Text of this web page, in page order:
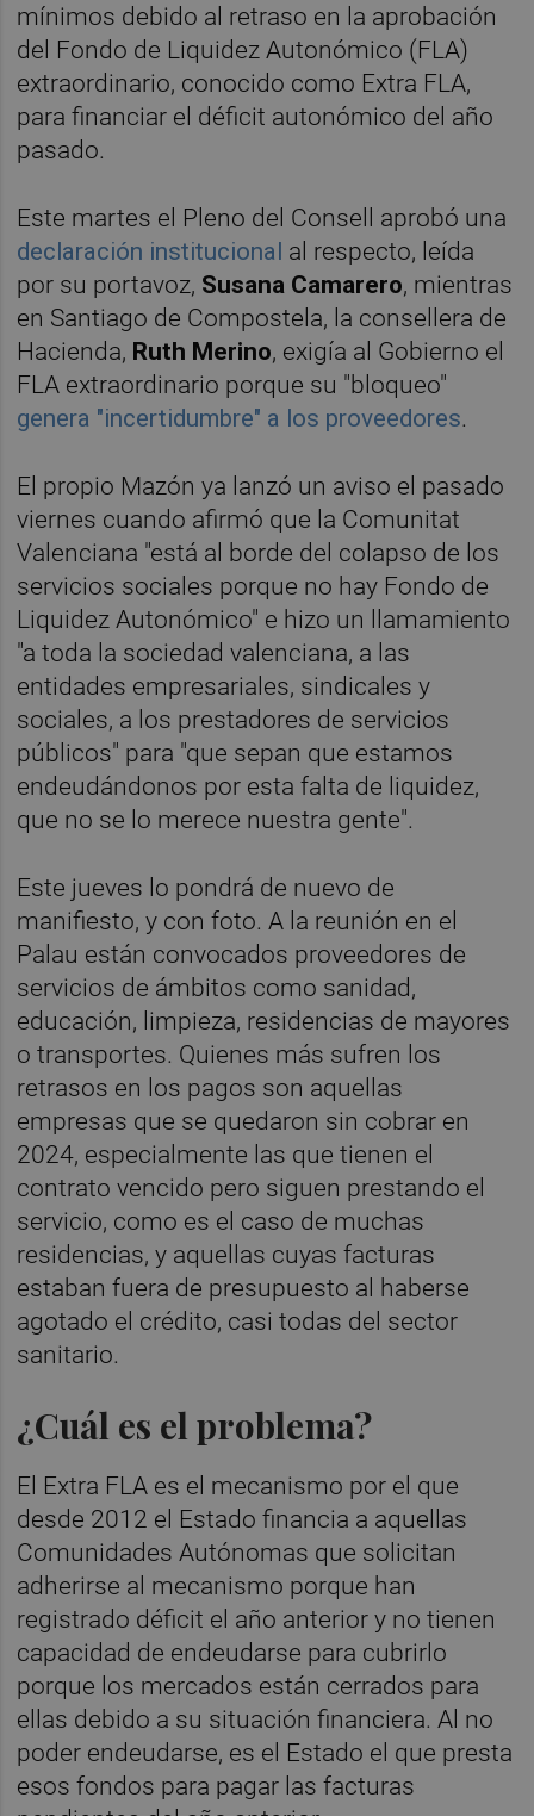
mínimos debido al retraso en la aprobación
del Fondo de Liquidez Autonómico (FLA)
extraordinario, conocido como Extra FLA,
para financiar el déficit autonómico del año
pasado.
Este martes el Pleno del Consell aprobó una
declaración institucional al respecto, leída
por su portavoz, Susana Camarero, mientras
en Santiago de Compostela, la consellera de
Hacienda, Ruth Merino, exigía al Gobierno el
FLA extraordinario porque su "bloqueo"
genera "incertidumbre" a los proveedores.
El propio Mazón ya lanzó un aviso el pasado
viernes cuando afirmó que la Comunitat
Valenciana "está al borde del colapso de los
servicios sociales porque no hay Fondo de
Liquidez Autonómico" e hizo un llamamiento
"a toda la sociedad valenciana, a las
entidades empresariales, sindicales y
sociales, a los prestadores de servicios
públicos" para "que sepan que estamos
endeudándonos por esta falta de liquidez,
que no se lo merece nuestra gente".
Este jueves lo pondrá de nuevo de
manifiesto, y con foto. A la reunión en el
Palau están convocados proveedores de
servicios de ámbitos como sanidad,
educación, limpieza, residencias de mayores
o transportes. Quienes más sufren los
retrasos en los pagos son aquellas
empresas que se quedaron sin cobrar en
2024, especialmente las que tienen el
contrato vencido pero siguen prestando el
servicio, como es el caso de muchas
residencias, y aquellas cuyas facturas
estaban fuera de presupuesto al haberse
agotado el crédito, casi todas del sector
sanitario.
¿Cuál es el problema?
El Extra FLA es el mecanismo por el que
desde 2012 el Estado financia a aquellas
Comunidades Autónomas que solicitan
adherirse al mecanismo porque han
registrado déficit el año anterior y no tienen
capacidad de endeudarse para cubrirlo
porque los mercados están cerrados para
ellas debido a su situación financiera. Al no
poder endeudarse, es el Estado el que presta
esos fondos para pagar las facturas